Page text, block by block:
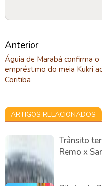
Anterior
Águia de Marabá confirma o
empréstimo do meia Kukri
Coritiba
ARTIGOS RELACIONADOS
Trânsito
Remo x